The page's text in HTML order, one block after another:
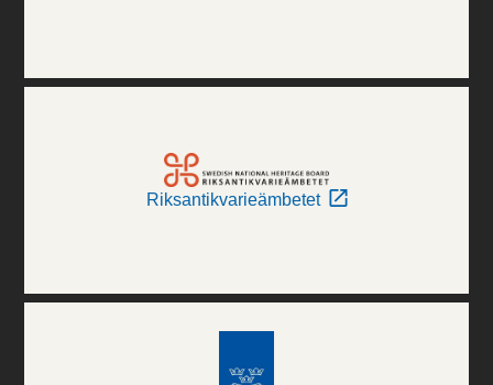
Riksantikvarieämbetet